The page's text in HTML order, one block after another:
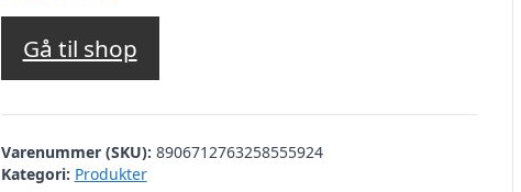
Gå til shop
Varenummer (SKU): 8906712763258555924
Kategori: Produkter